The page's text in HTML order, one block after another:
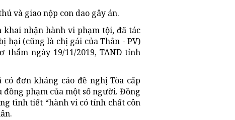
và giao nộp con dao gây án.
nhận hành vi phạm tội, đã tác
hại (cũng là chị gái của Thân - PV)
ngày 19/11/2019, TAND tỉnh
đơn kháng cáo đề nghị Tòa cấp
phạm của một số người. Đồng
tình tiết “hành vi có tính chất côn